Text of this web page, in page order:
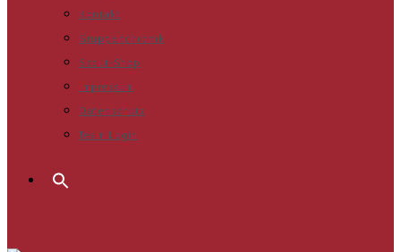
Kontakt
Gruppenchronik
Scout-Shop
Impressum
Datenschutz
Team Login
for: